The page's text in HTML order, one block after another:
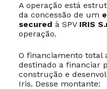
A operação está
da concessão de um
secured à SPV IRIS
operação.
O financiamento total
destinado a financiar
construção e
Iris. Desse montante: